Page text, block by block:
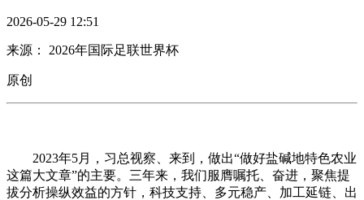
2026-05-29 12:51
来源： 2026年国际足联世界杯
原创
2023年5月，习总视察、来到，做出“做好盐碱地特色农业
这篇大文章”的主要。三年来，我们服膺嘱托、奋进，聚焦提
拔分析操纵效益的方针，科技支持、多元稳产、加工延链、出